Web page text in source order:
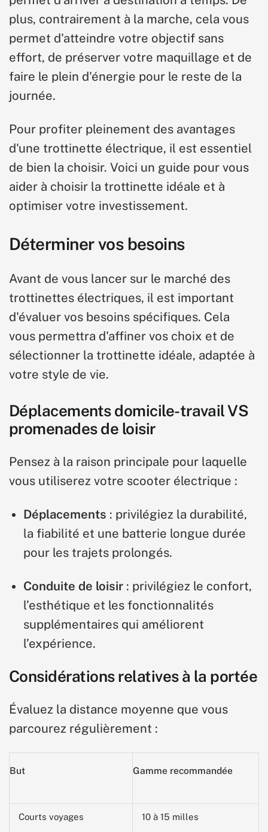
plus, contrairement à la marche, cela vous
permet d'atteindre votre objectif sans
effort, de préserver votre maquillage et de
faire le plein d'énergie pour le reste de la
journée.
Pour profiter pleinement des avantages
d'une trottinette électrique, il est essentiel
de bien la choisir. Voici un guide pour vous
aider à choisir la trottinette idéale et à
optimiser votre investissement.
Déterminer vos besoins
Avant de vous lancer sur le marché des
trottinettes électriques, il est important
d'évaluer vos besoins spécifiques. Cela
vous permettra d'affiner vos choix et de
sélectionner la trottinette idéale, adaptée à
votre style de vie.
Déplacements domicile-travail VS
promenades de loisir
Pensez à la raison principale pour laquelle
vous utiliserez votre scooter électrique :
Déplacements : privilégiez la durabilité,
la fiabilité et une batterie longue durée
pour les trajets prolongés.
Conduite de loisir : privilégiez le confort,
l’esthétique et les fonctionnalités
supplémentaires qui améliorent
l’expérience.
Considérations relatives à la portée
Évaluez la distance moyenne que vous
parcourez régulièrement :
But Gamme recommandée
Courts voyages 10 à 15 milles